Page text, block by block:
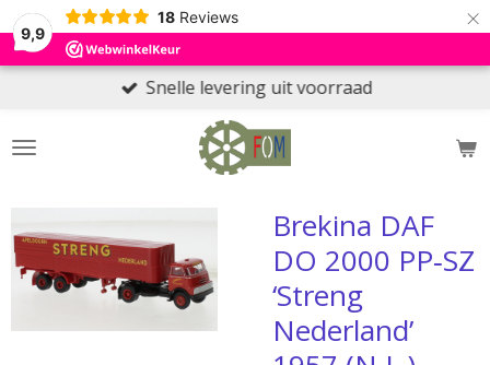
9,9
18 Reviews ×
Snelle levering uit voorraad
Brekina DAF
DO 2000 PP‑SZ
‘Streng
Nederland’